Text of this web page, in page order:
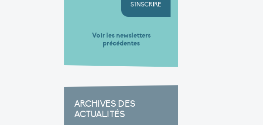
S'INSCRIRE
Voir les newsletters
précédentes
ARCHIVES DES
ACTUALITÉS